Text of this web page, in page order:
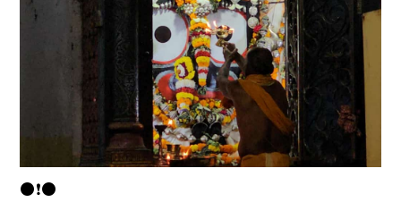
⚫❗⚫